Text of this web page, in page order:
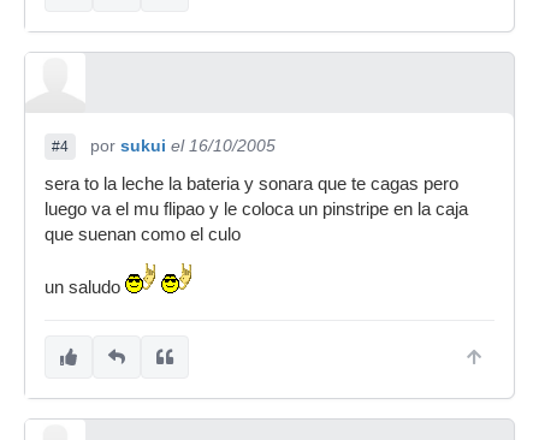
#4 por sukui el 16/10/2005
sera to la leche la bateria y sonara que te cagas pero
luego va el mu flipao y le coloca un pinstripe en la caja
que suenan como el culo
un saludo